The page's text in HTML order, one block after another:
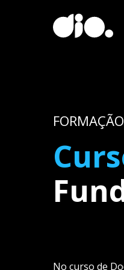
FORMAÇÃO
No curso de